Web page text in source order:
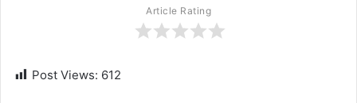
Article Rating
Post Views: 612